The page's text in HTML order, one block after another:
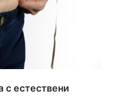
с естествени